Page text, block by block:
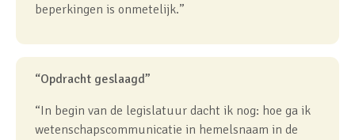
beperkingen is onmetelijk.”
“Opdracht geslaagd”
“In begin van de legislatuur dacht ik nog: hoe ga ik
wetenschapscommunicatie in hemelsnaam in de